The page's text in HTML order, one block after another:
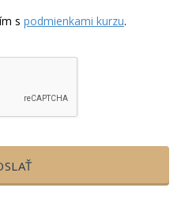
s podmienkami kurzu.